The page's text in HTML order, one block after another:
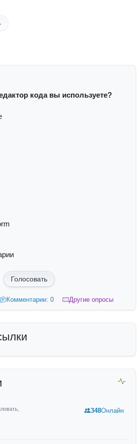
кода вы используете?
Голосовать
Комментарии: 0 Другие опросы
348Онлайн